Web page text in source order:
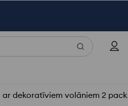
ar dekoratīviem volāniem 2 pack